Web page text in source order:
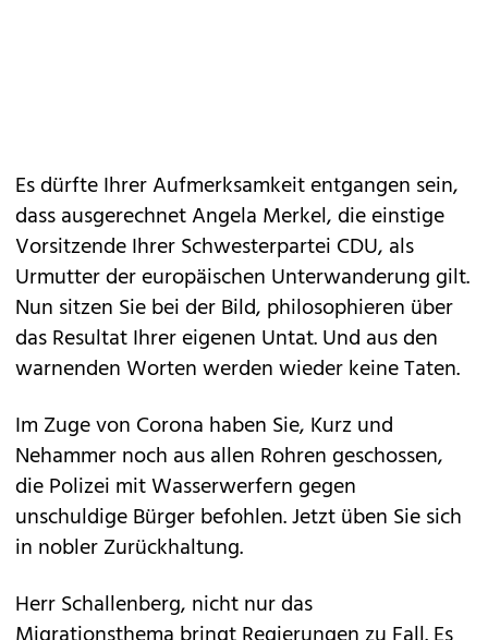
Es dürfte Ihrer Aufmerksamkeit entgangen sein,
dass ausgerechnet Angela Merkel, die einstige
Vorsitzende Ihrer Schwesterpartei CDU, als
Urmutter der europäischen Unterwanderung gilt.
Nun sitzen Sie bei der Bild, philosophieren über
das Resultat Ihrer eigenen Untat. Und aus den
warnenden Worten werden wieder keine Taten.
Im Zuge von Corona haben Sie, Kurz und
Nehammer noch aus allen Rohren geschossen,
die Polizei mit Wasserwerfern gegen
unschuldige Bürger befohlen. Jetzt üben Sie sich
in nobler Zurückhaltung.
Herr Schallenberg, nicht nur das